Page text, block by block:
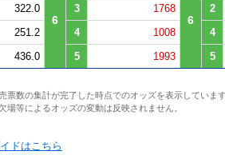
6 6
322.0 3 1768
2
251.2 4 1008
4
436.0 5 1993 5
票数の集計が完了した時点でのオッズを表示していま
場等によるオッズの変動は反映されません。
ドはこちら